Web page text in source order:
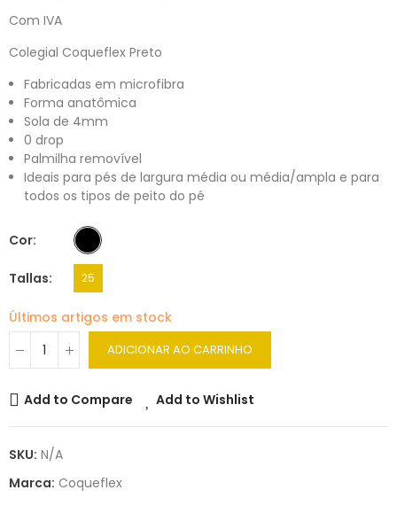
Com IVA
Colegial Coqueflex Preto
Fabricadas em microfibra
Forma anatômica
Sola de 4mm
0 drop
Palmilha removível
Ideais para pés de largura média ou média/ampla e para
todos os tipos de peito do pé
Cor
Tallas 25
Últimos artigos em stock
ADICIONAR AO CARRINHO
Add to Compare Add to Wishlist
SKU: N/A
Marca: Coqueflex